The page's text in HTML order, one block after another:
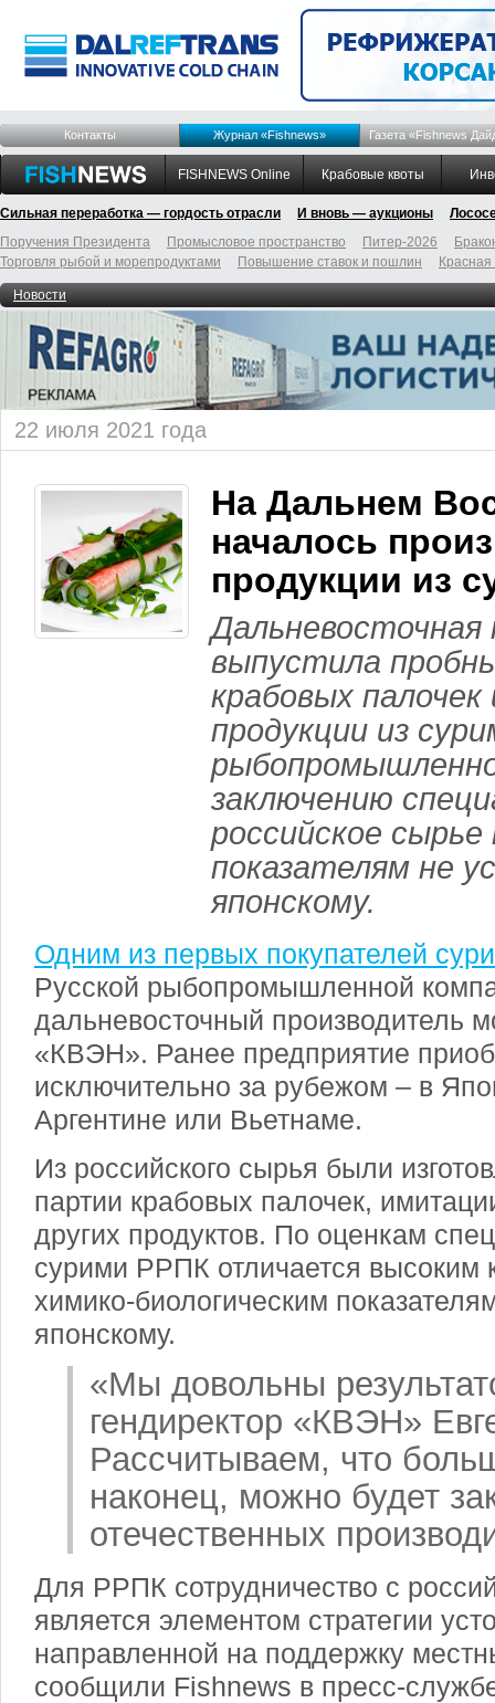
Контакты Журнал «Fishnews» Газета «Fishnews
FISHNEWS Online Крабовые квоты
Сильная переработка — гордость отрасли И вновь — аукционы
Поручения Президента
Промысловое пространство Питер-2026
Торговля рыбой и морепродуктами
Повышение ставок и пошлин
Новости
22 июля 2021 года
На Дальнем
началось
продукции из
выпустила
крабовых палочек
продукции из
заключению
российское сырье
показателям не
японскому.
Одним из первых покупателей
Русской рыбопромышленной
дальневосточный производитель
«КВЭН». Ранее предприятие
исключительно за рубежом – в
Аргентине или Вьетнаме.
Из российского сырья были
партии крабовых палочек,
других продуктов. По оценкам
сурими РРПК отличается высоким
химико-биологическим
японскому.
«Мы довольны
гендиректор «КВЭН»
Рассчитываем, что
наконец, можно будет
отечественных
Для РРПК сотрудничество с
является элементом стратегии
направленной на поддержку
сообщили Fishnews в пресс-